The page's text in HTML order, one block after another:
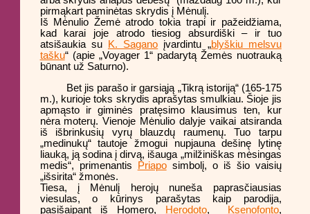
pirmąkart paminėtas skrydis į Mėnulį.
Iš Mėnulio Žemė atrodo tokia trapi ir pažeidžiama,
kad karai joje atrodo tiesiog absurdiški – ir tuo
atsišaukia su
K. Sagano įvardintu „blyškiu melsvu
tašku“ (apie „Voyager 1“ padarytą Žemės nuotrauką
būnant už Saturno).
Bet jis parašo ir garsiąją „Tikrą istoriją“ (165-175
m.), kurioje toks skrydis aprašytas smulkiau. Šioje jis
apmąsto ir giminės pratęsimo klausimus ten, kur
nėra moterų. Vienoje Mėnulio dalyje vaikai atsiranda
iš išbrinkusių vyrų blauzdų raumenų. Tuo tarpu
„medinukų“ tautoje žmogui nupjauna dešinę lytinę
liauką, ją sodina į dirvą, išauga „milžiniškas mėsingas
medis“, primenantis
Priaposimbolį, o iš šio vaisių
„išsirita“ žmonės.
Tiesa, į Mėnulį herojų nuneša paprasčiausias
viesulas, o kūrinys parašytas kaip parodija,
pasišaipant iš Homero,
Herodoto, Ksenofonto,